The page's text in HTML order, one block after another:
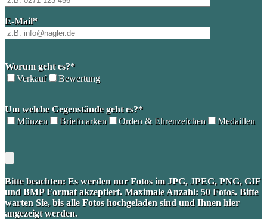
E-Mail*
Worum geht es?*
Verkauf
Bewertung
leave
this
Um welche Gegenstände geht es?*
Münzen
Briefmarken Orden & Ehrenzeichen Medaillen
Bitte beachten: Es werden nur Fotos im JPG, JPEG, PNG, GIF
und BMP Format akzeptiert. Maximale Anzahl: 50 Fotos. Bitte
warten Sie, bis alle Fotos hochgeladen sind und Ihnen hier
angezeigt werden.